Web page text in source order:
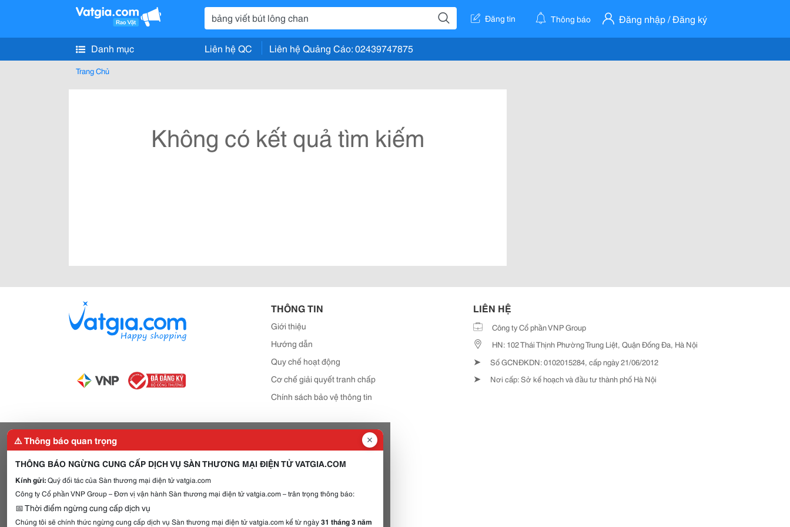
Đăng tin Thông báo Đăng nhập / Đăng ký
Danh mục Liên hệ QC Liên hệ Quảng Cáo: 02439747875
Trang Chủ
Không có kết quả tìm kiếm
THÔNG TIN
Giới thiệu
Hướng dẫn
Quy chế hoạt động
Cơ chế giải quyết tranh chấp
Chính sách bảo vệ thông tin
LIÊN HỆ
Công ty Cổ phần VNP Group
HN: 102 Thái Thịnh Phường Trung Liệt, Quận Đống Đa, Hà Nội
➤ Số GCNĐKDN: 0102015284, cấp ngày 21/06/2012
➤ Nơi cấp: Sở kế hoạch và đầu tư thành phố Hà Nội
⚠️ Thông báo quan trọng
THÔNG BÁO NGỪNG CUNG CẤP DỊCH VỤ SÀN THƯƠNG MẠI ĐIỆN TỬ VATGIA.COM
Kính gửi:Quý đối tác của Sàn thương mại điện tử vatgia.com
Công ty Cổ phần VNP Group – Đơn vị vận hành Sàn thương mại điện tử vatgia.com – trân trọng thông báo:
📅 Thời điểm ngừng cung cấp dịch vụ
Chúng tôi sẽ chính thức ngừng cung cấp dịch vụ Sàn thương mại điện tử vatgia.com kể từ ngày31 tháng 3 năm